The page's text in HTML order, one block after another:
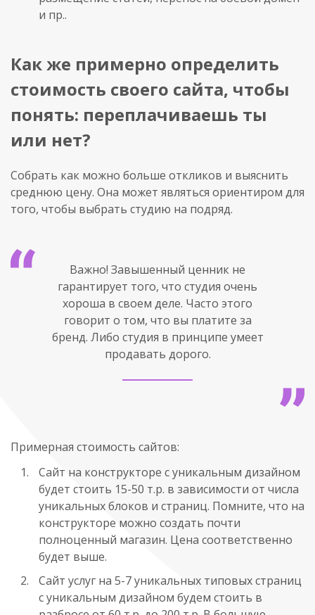
и пр..
Как же примерно определить
стоимость своего сайта, чтобы
понять: переплачиваешь ты
или нет?
Собрать как можно больше откликов и выяснить
среднюю цену. Она может являться ориентиром для
того, чтобы выбрать студию на подряд.
Важно! Завышенный ценник не
гарантирует того, что студия очень
хороша в своем деле. Часто этого
говорит о том, что вы платите за
бренд. Либо студия в принципе умеет
продавать дорого.
Примерная стоимость сайтов:
Сайт на конструкторе с уникальным дизайном
будет стоить 15-50 т.р. в зависимости от числа
уникальных блоков и страниц. Помните, что на
конструкторе можно создать почти
полноценный магазин. Цена соответственно
будет выше.
Сайт услуг на 5-7 уникальных типовых страниц
с уникальным дизайном будем стоить в